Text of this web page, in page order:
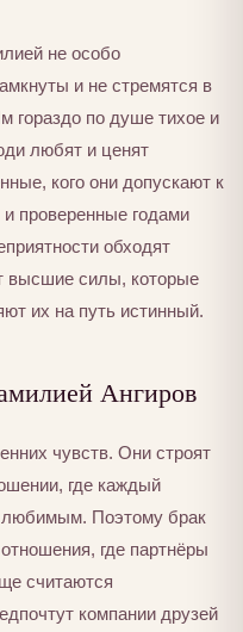
не особо
и не стремятся в
гораздо по душе тихое и
любят и ценят
кого они допускают к
проверенные годами
обходят
высшие силы, которые
их на путь истинный.
Ангиров
чувств. Они строят
где каждый
любимым. Поэтому брак
где партнёры
считаются
компании друзей